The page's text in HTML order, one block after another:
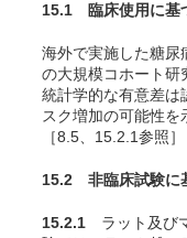
15.1 臨床使用に基
海外で実施した糖尿
の大規模コホート研
統計学的な有意差は
スク増加の可能性を
［8.5、15.2.1参照］
15.2 非臨床試験に
15.2.1 ラット及び